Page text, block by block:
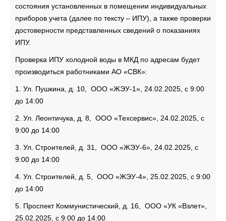
состояния установленных в помещении индивидуальных
приборов учета (далее по тексту – ИПУ), а также проверки
достоверности представленных сведений о показаниях
ИПУ.
Проверка ИПУ холодной воды в МКД по адресам будет
производиться работниками АО «СВК»:
1. Ул. Пушкина, д. 10, ООО «ЖЭУ-1», 24.02.2025, с 9:00
до 14:00
2. Ул. Леонтичука, д. 8, ООО «Техсервис», 24.02.2025, с
9:00 до 14:00
3. Ул. Строителей, д. 31, ООО «ЖЭУ-6», 24.02.2025, с
9:00 до 14:00
4. Ул. Строителей, д. 5, ООО «ЖЭУ-4», 25.02.2025, с 9:00
до 14:00
5. Проспект Коммунистический, д. 16, ООО «УК «Взлет»,
25.02.2025, с 9:00 до 14:00